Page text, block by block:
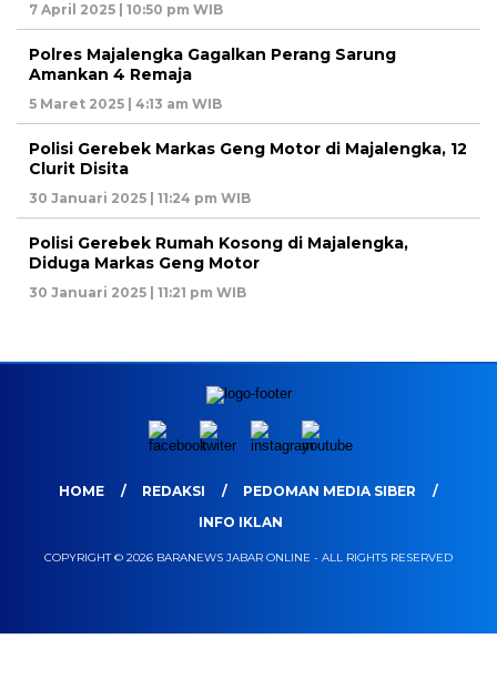
7 April 2025 | 10:50 pm WIB
Polres Majalengka Gagalkan Perang Sarung
Amankan 4 Remaja
5 Maret 2025 | 4:13 am WIB
Polisi Gerebek Markas Geng Motor di Majalengka, 12
Clurit Disita
30 Januari 2025 | 11:24 pm WIB
Polisi Gerebek Rumah Kosong di Majalengka,
Diduga Markas Geng Motor
30 Januari 2025 | 11:21 pm WIB
HOME REDAKSI
PEDOMAN MEDIA SIBER
INFO IKLAN
COPYRIGHT © 2026 BARANEWS JABAR ONLINE - ALL RIGHTS RESERVED